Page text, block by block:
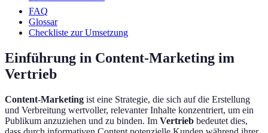
FAQ
Glossar
Checkliste zur Umsetzung
Einführung in Content-Marketing im
Vertrieb
Content-Marketing ist eine Strategie, die sich auf die Erstellung
und Verbreitung wertvoller, relevanter Inhalte konzentriert, um ein
Publikum anzuziehen und zu binden. Im Vertrieb bedeutet dies,